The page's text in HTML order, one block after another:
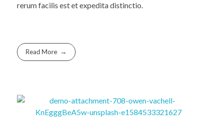
rerum facilis est et expedita distinctio.
Read More